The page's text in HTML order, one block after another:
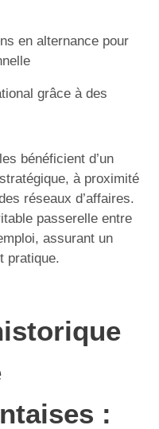
en alternance pour
grâce à des
bénéficient d’un
à proximité
réseaux d’affaires.
passerelle entre
assurant un
pratique.
: